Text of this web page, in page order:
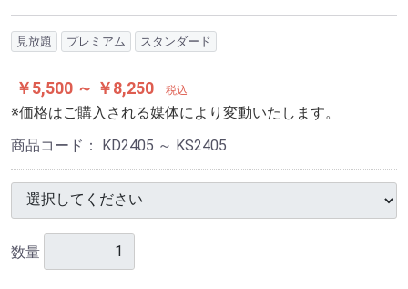
見放題 プレミアム スタンダード
￥5,500 ～ ￥8,250 税込
※価格はご購入される媒体により変動いたします。
商品コード： KD2405 ～ KS2405
数量